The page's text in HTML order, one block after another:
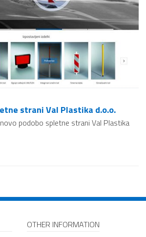
strani Val Plastika d.o.o.
podobo spletne strani Val Plastika
OTHER INFORMATION